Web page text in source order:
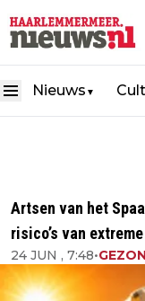
Nieuws ▼
Artsen van het
risico’s van
24 JUN , 7:48•